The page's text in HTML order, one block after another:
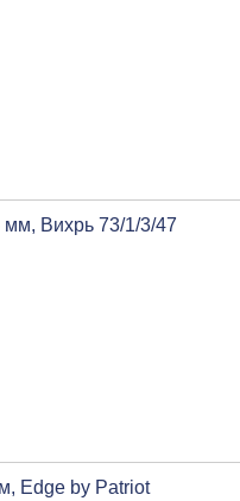
мм, Вихрь 73/1/3/47
Edge by Patriot